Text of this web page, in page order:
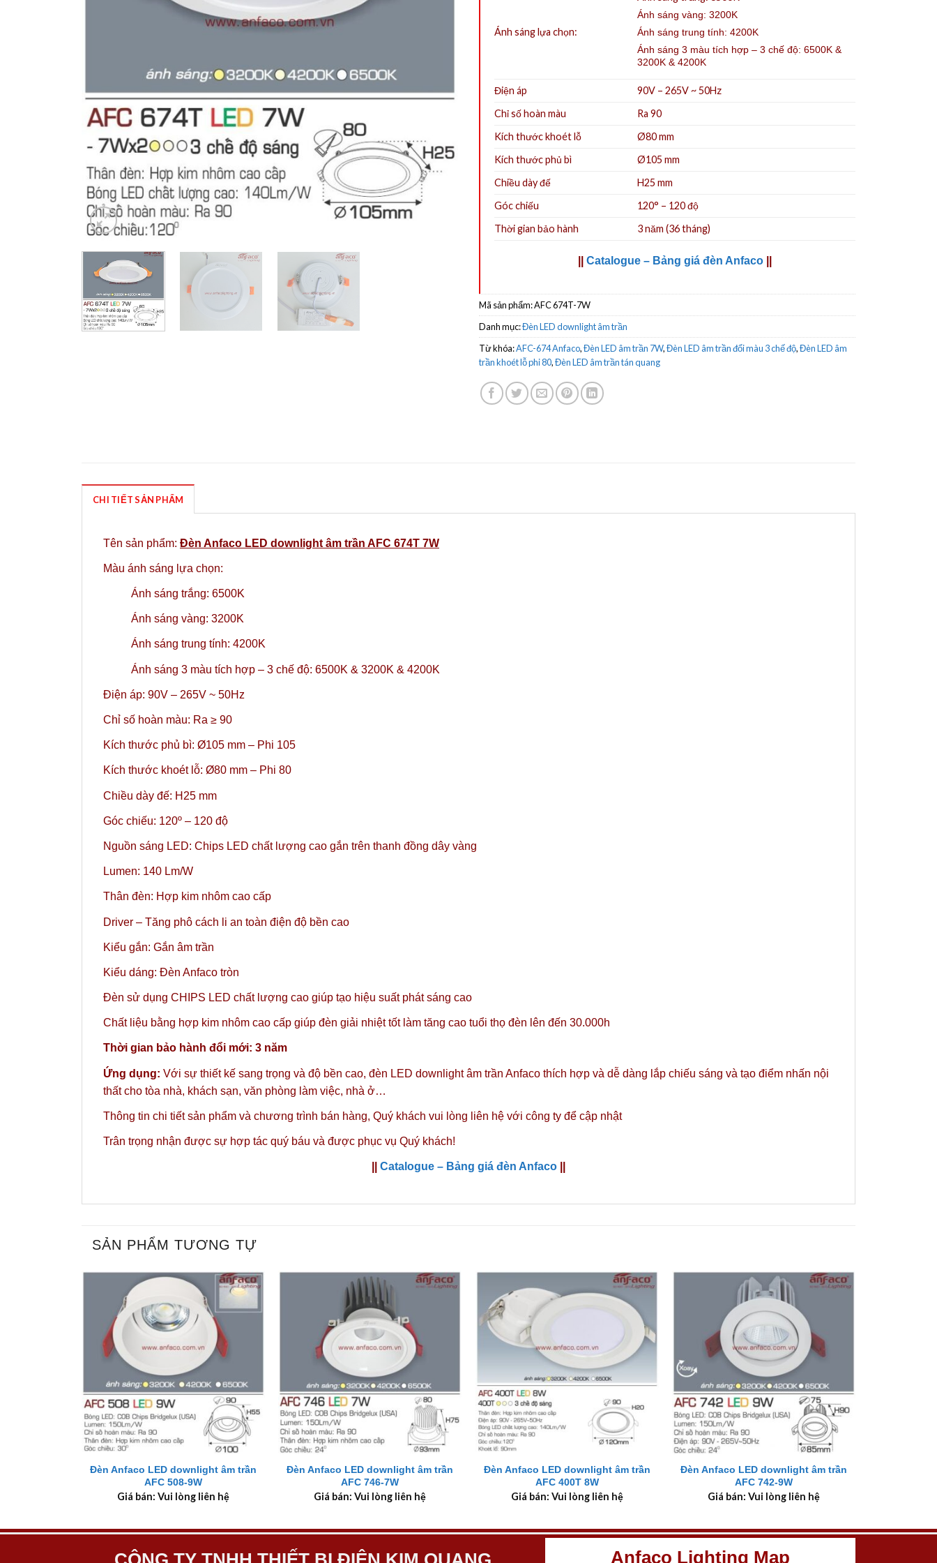
Ánh sáng lựa chọn:
Ánh sáng vàng: 3200K
Ánh sáng trung tính: 4200K
Ánh sáng 3 màu tích hợp – 3 chế độ: 6500K &
3200K & 4200K
Điện áp
90V – 265V ~ 50Hz
Chỉ số hoàn màu
Ra 90
Kích thước khoét lỗ
Ø80mm
Kích thước phủ bì
Ø105 mm
Chiều dày đế
H25 mm
Góc chiếu
120° – 120 độ
Thời gian bảo hành
3 năm (36 tháng)
Catalogue – Bảng giá đèn Anfaco
Mã sản phẩm:AFC 674T-7W
Danh mục:Đèn LED downlight âm trần
Từ khóa:AFC-674 Anfaco,Đèn LED âm trần 7W,Đèn LED âm trần đổi màu 3 chế độ,Đèn LED âm
trần khoét lỗ phi 80,Đèn LED âm trần tán quang
CHI TIẾT SẢN PHẨM
Tên sản phẩm: Đèn Anfaco LED downlight âm trần AFC 674T 7W
Màu ánh sáng lựa chọn:
Ánh sáng trắng: 6500K
Ánh sáng vàng: 3200K
Ánh sáng trung tính: 4200K
Ánh sáng 3 màu tích hợp – 3 chế độ: 6500K & 3200K & 4200K
Điện áp: 90V – 265V ~ 50Hz
Chỉ số hoàn màu: Ra ≥ 90
Kích thước phủ bì: Ø105 mm – Phi 105
Kích thước khoét lỗ: Ø80 mm – Phi 80
Chiều dày đế: H25 mm
Góc chiếu: 120º – 120 độ
Nguồn sáng LED: Chips LED chất lượng cao gắn trên thanh đồng dây vàng
Lumen: 140 Lm/W
Thân đèn: Hợp kim nhôm cao cấp
Driver – Tăng phô cách li an toàn điện độ bền cao
Kiểu gắn: Gắn âm trần
Kiểu dáng: Đèn Anfaco tròn
Đèn sử dụng CHIPS LED chất lượng cao giúp tạo hiệu suất phát sáng cao
Chất liệu bằng hợp kim nhôm cao cấp giúp đèn giải nhiệt tốt làm tăng cao tuổi thọ đèn lên đến 30.000h
Thời gian bảo hành đổi mới: 3 năm
Ứng dụng: Với sự thiết kế sang trọng và độ bền cao, đèn LED downlight âm trần Anfaco thích hợp và dễ dàng lắp chiếu sáng và tạo điểm nhấn nội
thất cho tòa nhà, khách sạn, văn phòng làm việc, nhà ở…
Thông tin chi tiết sản phẩm và chương trình bán hàng, Quý khách vui lòng liên hệ với công ty để cập nhật
Trân trọng nhận được sự hợp tác quý báu và được phục vụ Quý khách!
Catalogue – Bảng giá đèn Anfaco
SẢN PHẨM TƯƠNG TỰ
+
Đèn Anfaco LED downlight âm trần
AFC 508-9W
Giá bán: Vui lòng liên hệ
+
Đèn Anfaco LED downlight âm trần
AFC 746-7W
Giá bán: Vui lòng liên hệ
+
Đèn Anfaco LED downlight âm trần
AFC 400T 8W
Giá bán: Vui lòng liên hệ
+
Đèn Anfaco LED downlight âm trần
AFC 742-9W
Giá bán: Vui lòng liên hệ
Anfaco Lighting Map